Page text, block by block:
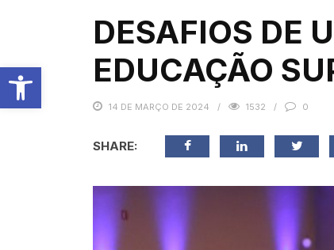
Barra de Ferramentas Aberta
DESAFIOS DE
EDUCAÇÃO
14 DE MARÇO DE 2024 1532 0
SHARE: